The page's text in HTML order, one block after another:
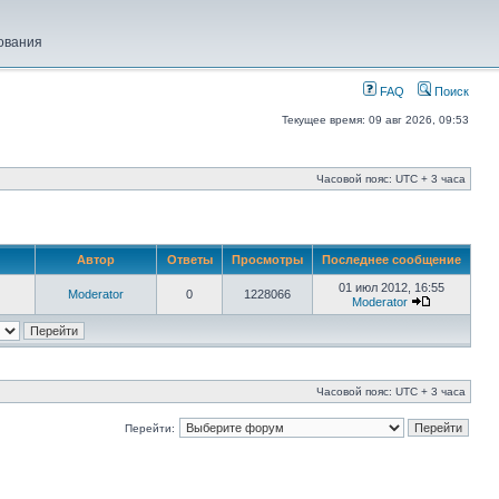
FAQ Поиск
Текущее время: 09 авг 2026, 09:53
Часовой пояс: UTC + 3 часа
Автор Ответы Просмотры Последнее сообщение
Moderator 0 1228066
01 июл 2012, 16:55
Moderator
Часовой пояс: UTC + 3 часа
Перейти: